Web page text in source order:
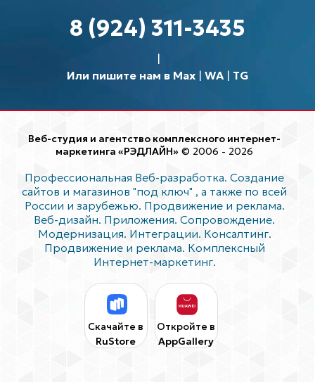
8 (924) 311-3435
Или пишите нам в Max| WA| TG
Веб-студия и агентство комплексного интернет-
маркетинга «РЭДЛАЙН» © 2006 - 2026
Профессиональная Веб-разработка. Создание
сайтов и магазинов "под ключ" , а также по всей
России и зарубежью. Продвижение и реклама.
Веб-дизайн. Приложения. Сопровождение.
Модернизация. Интеграции. Консалтинг.
Продвижение и реклама. Комплексный
Интернет-маркетинг.
Скачайте в
RuStore
Откройте в
AppGallery